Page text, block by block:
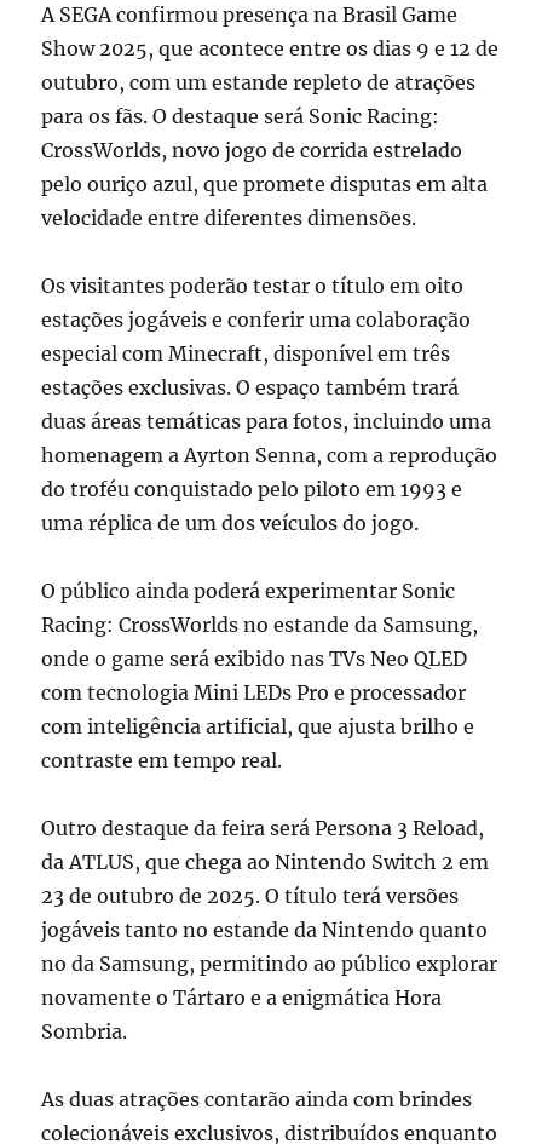
A SEGA confirmou presença na Brasil Game
Show 2025, que acontece entre os dias 9 e 12 de
outubro, com um estande repleto de atrações
para os fãs. O destaque será Sonic Racing:
CrossWorlds, novo jogo de corrida estrelado
pelo ouriço azul, que promete disputas em alta
velocidade entre diferentes dimensões.
Os visitantes poderão testar o título em oito
estações jogáveis e conferir uma colaboração
especial com Minecraft, disponível em três
estações exclusivas. O espaço também trará
duas áreas temáticas para fotos, incluindo uma
homenagem a Ayrton Senna, com a reprodução
do troféu conquistado pelo piloto em 1993 e
uma réplica de um dos veículos do jogo.
O público ainda poderá experimentar Sonic
Racing: CrossWorlds no estande da Samsung,
onde o game será exibido nas TVs Neo QLED
com tecnologia Mini LEDs Pro e processador
com inteligência artificial, que ajusta brilho e
contraste em tempo real.
Outro destaque da feira será Persona 3 Reload,
da ATLUS, que chega ao Nintendo Switch 2 em
23 de outubro de 2025. O título terá versões
jogáveis tanto no estande da Nintendo quanto
no da Samsung, permitindo ao público explorar
novamente o Tártaro e a enigmática Hora
Sombria.
As duas atrações contarão ainda com brindes
colecionáveis exclusivos, distribuídos enquanto